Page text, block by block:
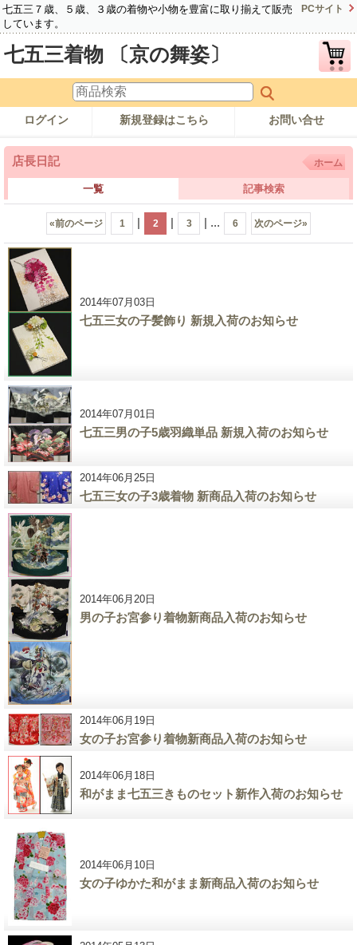
七五三７歳、５歳、３歳の着物や小物を豊富に取り揃えて販売
しています。
PCサイト
七五三着物 〔京の舞姿〕
ログイン 新規登録はこちら お問い合せ
店長日記 ホーム
一覧 記事検索
«前のページ 1 | 2 | 3 | ... 6 次のページ»
2014年07月03日
七五三女の子髪飾り 新規入荷のお知らせ
2014年07月01日
七五三男の子5歳羽織単品 新規入荷のお知らせ
2014年06月25日
七五三女の子3歳着物 新商品入荷のお知らせ
2014年06月20日
男の子お宮参り着物新商品入荷のお知らせ
2014年06月19日
女の子お宮参り着物新商品入荷のお知らせ
2014年06月18日
和がまま七五三きものセット新作入荷のお知らせ
2014年06月10日
女の子ゆかた和がまま新商品入荷のお知らせ